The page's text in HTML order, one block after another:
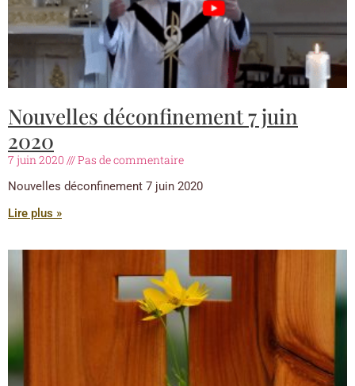
Nouvelles déconfinement 7 juin
2020
7 juin 2020 Pas de commentaire
Nouvelles déconfinement 7 juin 2020
Lire plus »